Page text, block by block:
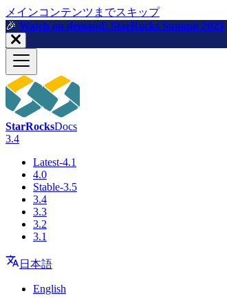
メインコンテンツまでスキップ
🎉️ Watch on demand: StarRocks Summit 2025
StarRocksDocs
3.4
Latest-4.1
4.0
Stable-3.5
3.4
3.3
3.2
3.1
日本語
English